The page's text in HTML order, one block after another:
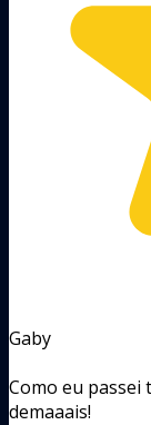
Gaby
Como eu passei
demaaais!